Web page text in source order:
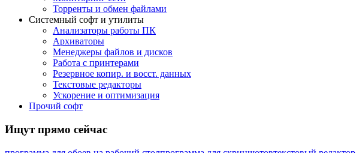
Торренты и обмен файлами
Системный софт и утилиты
Анализаторы работы ПК
Архиваторы
Менеджеры файлов и дисков
Работа с принтерами
Резервное копир. и восст. данных
Текстовые редакторы
Ускорение и оптимизация
Прочий софт
Ищут прямо сейчас